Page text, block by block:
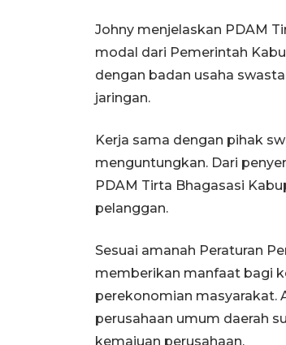
Johny menjelaskan PDAM
modal dari Pemerintah
dengan badan usaha
jaringan.
Kerja sama dengan pihak
menguntungkan. Dari
PDAM Tirta Bhagasasi
pelanggan.
Sesuai amanah Peraturan
memberikan manfaat bagi
perekonomian masyarakat.
perusahaan umum daerah
kemajuan perusahaan.